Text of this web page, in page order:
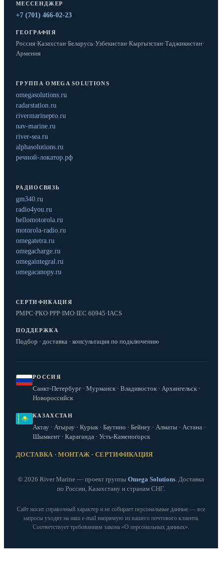
МЕССЕНДЖЕР
+7 (701) 466-02-23
ГЕОГРАФИЯ
Россия·Казахстан·Беларусь·Узбекистан·Кыргызстан·Таджикистан·
Армения
ГРУППА OMEGA SOLUTIONS
omegasolutions.ru
radarstation.ru
rivermarinepro.ru
nav-marine.ru
river-sea.ru
alphasolutions.ru
речной-локатор.рф
РАДИОСВЯЗЬ
gm340.ru
radio4you.ru
hellomotorola.ru
motorola-radio.ru
omegatetra.ru
omegacharge.ru
omegaintegral.ru
omegacanopy.ru
СЕРТИФИКАЦИЯ
РМРС·РКО·РРР·IMO·IEC 60945·IACS
ПОДДЕРЖКА
Подбор · доставка · консультация по подключению
РОССИЯ
Санкт-Петербург · Мурманск · Владивосток · Архангельск ·
Новороссийск
КАЗАХСТАН
Актау · Атырау · Курык · Баутино · Бейнеу · Алматы · Астана ·
Шымкент · Караганда · Усть-Каменогорск
ДОСТАВКА · МОНТАЖ · СЕРТИФИКАЦИЯ
© 2026 River Marine — проект группы Omega Solutions. Доставка
по России, Казахстану и странам СНГ.
Сайт носит справочный характер и не собирает персональные данные — все
запросы уходят на наш e‑mail напрямую из вашего почтового клиента.
Соответствует требованиям закона «О персональных данных».